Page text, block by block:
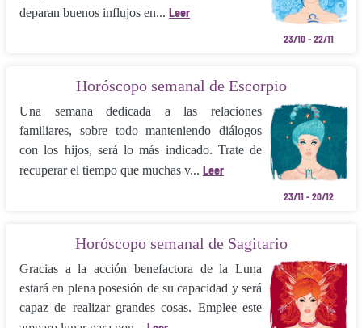
23/10 - 22/11
deparan buenos influjos en... Leer
Horóscopo semanal de Escorpio
23/11 - 20/12
Una semana dedicada a las relaciones
familiares, sobre todo manteniendo diálogos
con los hijos, será lo más indicado. Trate de
recuperar el tiempo que muchas v... Leer
Horóscopo semanal de Sagitario
Gracias a la acción benefactora de la Luna
estará en plena posesión de su capaci­dad y será
capaz de realizar grandes cosas. Emplee este